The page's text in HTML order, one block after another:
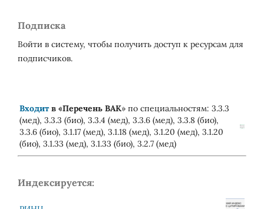
Подписка
Войти в систему, чтобы получить доступ к ресурсам для
подписчиков.
Входит в «Перечень ВАК» по специальностям: 3.3.3
(мед), 3.3.3 (био), 3.3.4 (мед), 3.3.6 (мед), 3.3.8 (био),
3.3.6 (био), 3.1.17 (мед), 3.1.18 (мед), 3.1.20 (мед), 3.1.20
(био), 3.1.33 (мед), 3.1.33 (био), 3.2.7 (мед)
Индексируется: